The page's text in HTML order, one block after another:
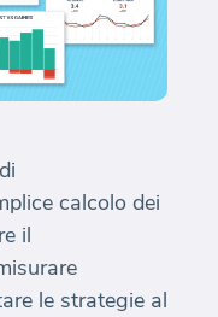
calcolo dei
il
le strategie al